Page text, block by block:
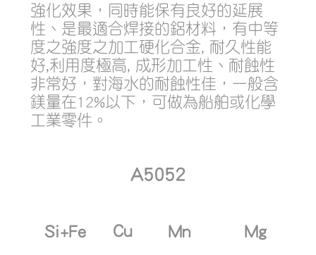
強化效果，同時能保有良好的延展
性、是最適合焊接的鋁材料，有中等
度之強度之加工硬化合金, 耐久性能
好,利用度極高, 成形加工性、耐蝕性
非常好，對海水的耐蝕性佳，一般含
鎂量在12%以下，可做為船舶或化學
工業零件。
A5052
Si+Fe Cu Mn Mg